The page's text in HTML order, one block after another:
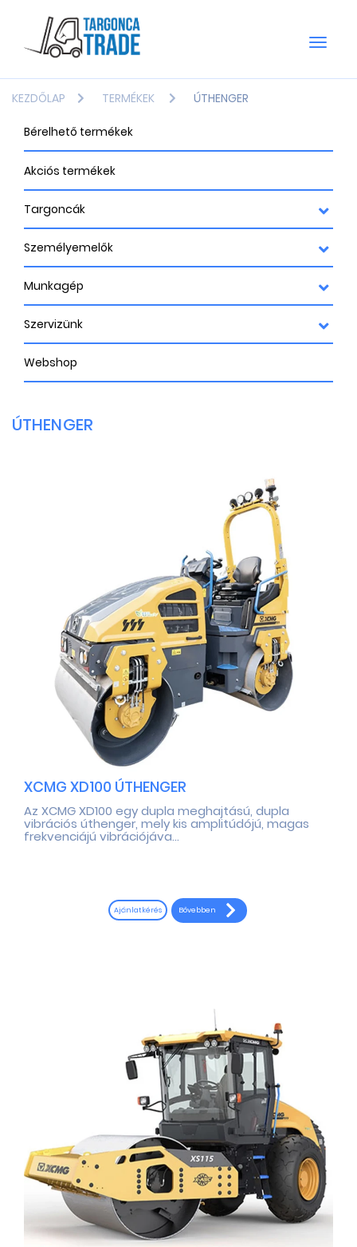
Toggle
KEZDŐLAP TERMÉKEK ÚTHENGER
Bérelhető termékek
Akciós termékek
Targoncák
Személyemelők
Munkagép
Szervizünk
Webshop
ÚTHENGER
XCMG XD100 ÚTHENGER
Az XCMG XD100 egy dupla meghajtású, dupla
vibrációs úthenger, mely kis amplitúdójú, magas
frekvenciájú vibrációjáva...
Ajánlatkérés Bővebben